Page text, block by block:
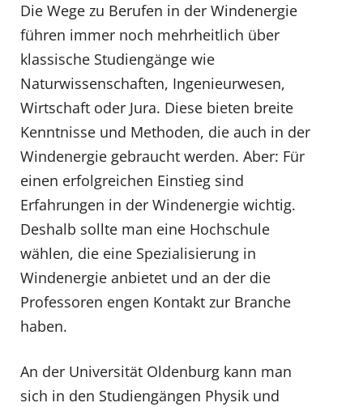
Die Wege zu Berufen in der Windenergie
führen immer noch mehrheitlich über
klassische Studiengänge wie
Naturwissenschaften, Ingenieurwesen,
Wirtschaft oder Jura. Diese bieten breite
Kenntnisse und Methoden, die auch in der
Windenergie gebraucht werden. Aber: Für
einen erfolgreichen Einstieg sind
Erfahrungen in der Windenergie wichtig.
Deshalb sollte man eine Hochschule
wählen, die eine Spezialisierung in
Windenergie anbietet und an der die
Professoren engen Kontakt zur Branche
haben.
An der Universität Oldenburg kann man
sich in den Studiengängen Physik und